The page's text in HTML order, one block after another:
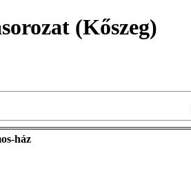
(Kőszeg)
ház